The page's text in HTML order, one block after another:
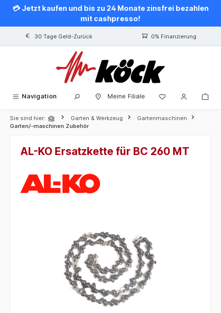
springen
💳 Jetzt kaufen und bis zu 24 Monate zinsfrei bezahlen
mit cashpresso!
30 Tage Geld-Zurück 0% Finanzierung
Navigation Meine Filiale
Sie sind hier: Garten & Werkzeug
Gartenmaschinen
Garten/-maschinen Zubehör
AL-KO Ersatzkette für BC 260 MT